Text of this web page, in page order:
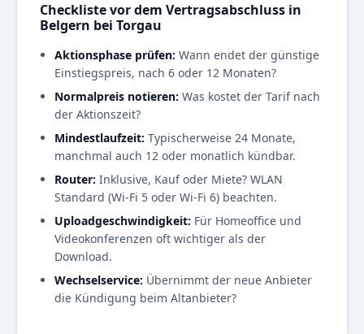
Checkliste vor dem Vertragsabschluss in
Belgern bei Torgau
Aktionsphase prüfen: Wann endet der günstige
Einstiegspreis, nach 6 oder 12 Monaten?
Normalpreis notieren: Was kostet der Tarif nach
der Aktionszeit?
Mindestlaufzeit: Typischerweise 24 Monate,
manchmal auch 12 oder monatlich kündbar.
Router: Inklusive, Kauf oder Miete? WLAN
Standard (Wi-Fi 5 oder Wi-Fi 6) beachten.
Uploadgeschwindigkeit: Für Homeoffice und
Videokonferenzen oft wichtiger als der
Download.
Wechselservice: Übernimmt der neue Anbieter
die Kündigung beim Altanbieter?